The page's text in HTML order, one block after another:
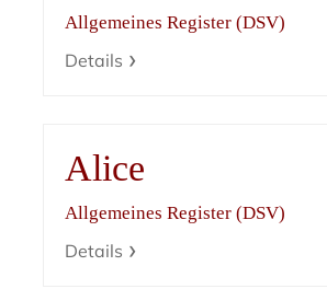
Allgemeines Register (DSV)
Details
Alice
Allgemeines Register (DSV)
Details